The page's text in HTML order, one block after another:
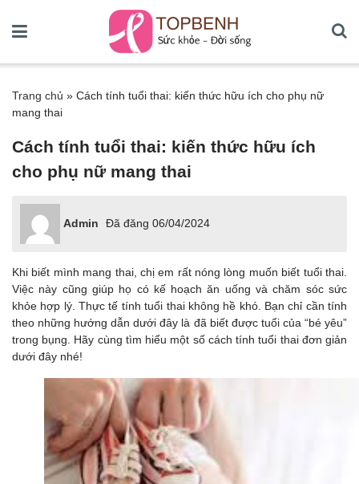
Trang chủ » Cách tính tuổi thai: kiến thức hữu ích cho phụ nữ
mang thai
Cách tính tuổi thai: kiến thức hữu ích
cho phụ nữ mang thai
Admin Đã đăng 06/04/2024
Khi biết mình mang thai, chị em rất nóng lòng muốn biết tuổi thai.
Việc này cũng giúp họ có kế hoạch ăn uống và chăm sóc sức
khỏe hợp lý. Thực tế tính tuổi thai không hề khó. Bạn chỉ cần tính
theo những hướng dẫn dưới đây là đã biết được tuổi của “bé yêu”
trong bụng. Hãy cùng tìm hiểu một số cách tính tuổi thai đơn giản
dưới đây nhé!